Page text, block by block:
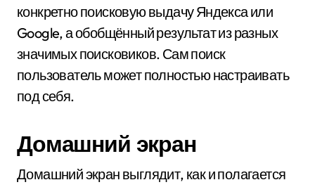
конкретно поисковую выдачу Яндекса или
Google, а обобщённый результат из разных
значимых поисковиков. Сам поиск
пользователь может полностью настраивать
под себя.
Домашний экран
Домашний экран выглядит, как и полагается